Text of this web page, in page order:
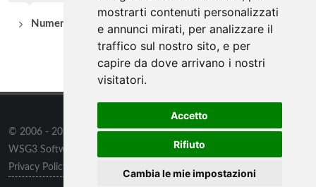
mostrarti contenuti personalizzati
e annunci mirati, per analizzare il
traffico sul nostro sito, e per
capire da dove arrivano i nostri
visitatori.
Accetto
Rifiuto
Cambia le mie impostazioni
Numeri Utili
© 2006 - 2026 WSG3 STUDIOtutti i diritti riservati. Powered by
WSG3 Software
Privacy Policy
Preferenze sui Cookies